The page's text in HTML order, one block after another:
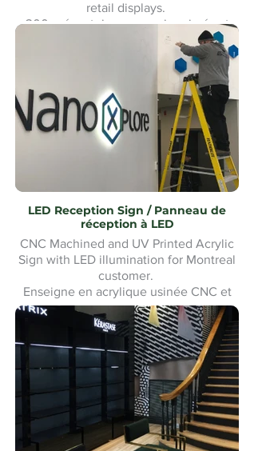
retail displays.
300 présentoirs conçus, imprimés et
assemblés pour être expédiés à
l'échelle nationale comme présentoirs
de vente au détail.
LED Reception Sign / Panneau de
réception à LED
CNC Machined and UV Printed Acrylic
Sign with LED illumination for Montreal
customer.
Enseigne en acrylique usinée CNC et
imprimée UV avec éclairage LED pour
un client de Montréal. Fabrication et
installation sur mesure.Custom made
and Installation.